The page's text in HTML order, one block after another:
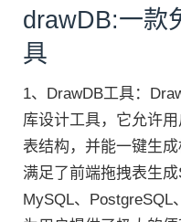
drawDB:一款
具
1、DrawDB工具：
库设计工具，它允许
表结构，并能一键生
满足了前端拖拽表生
MySQL、PostgreSQL